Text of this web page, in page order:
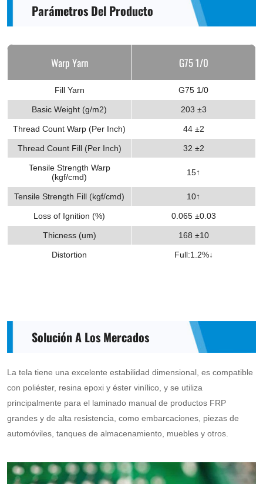
Parámetros Del Producto
Warp Yarn G75 1/0
Fill Yarn G75 1/0
Basic Weight (g/m2) 203 ±3
Thread Count Warp (Per Inch) 44 ±2
Thread Count Fill (Per Inch) 32 ±2
Tensile Strength Warp
(kgf/cmd)
15↑
Tensile Strength Fill (kgf/cmd) 10↑
Loss of Ignition (%) 0.065 ±0.03
Thicness (um) 168 ±10
Distortion Full:1.2%↓
Solución A Los Mercados
La tela tiene una excelente estabilidad dimensional, es compatible
con poliéster, resina epoxi y éster vinílico, y se utiliza
principalmente para el laminado manual de productos FRP
grandes y de alta resistencia, como embarcaciones, piezas de
automóviles, tanques de almacenamiento, muebles y otros.